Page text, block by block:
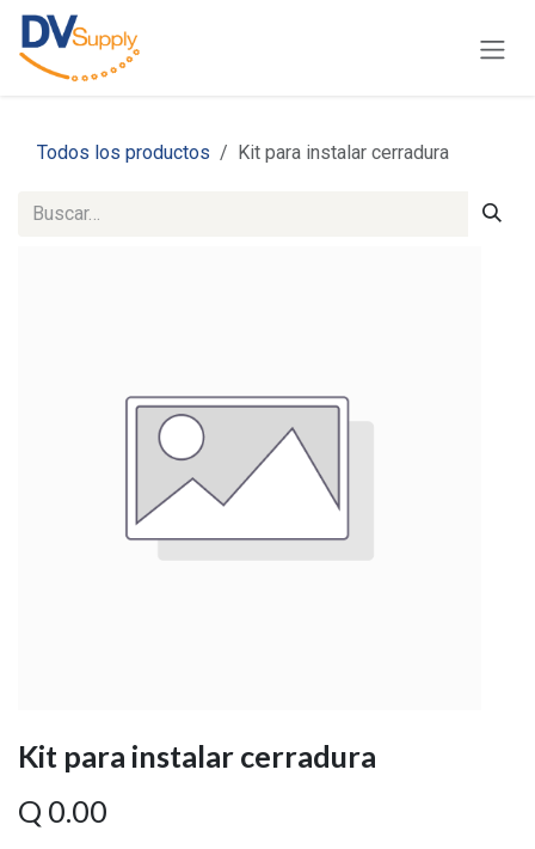
Ir al contenido
Todos los productos Kit para instalar cerradura
Kit para instalar cerradura
Q 0.00